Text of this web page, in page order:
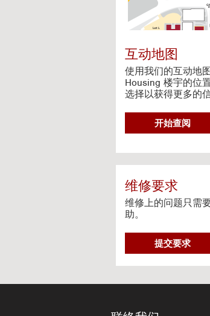
c
t
i
v
e
p
互动地图
使用我们的互动地
Housing 楼宇的位
选择以获得更多的信
G
O
N
T
E
A
C
T
I
开始查阅
维修要求
维修上的问题只需
助。
提交要求维
修
要